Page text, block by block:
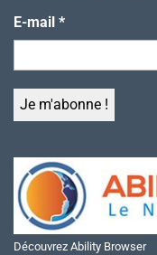
E-mail *
Découvrez Ability Browser